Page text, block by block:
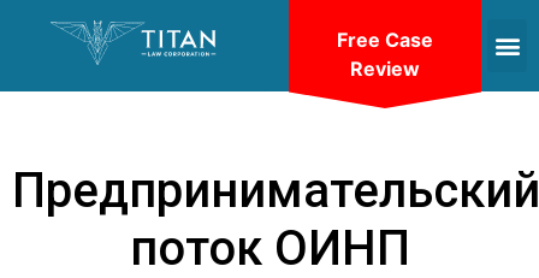
Предпринимательский
поток ОИНП
Free Case
Review